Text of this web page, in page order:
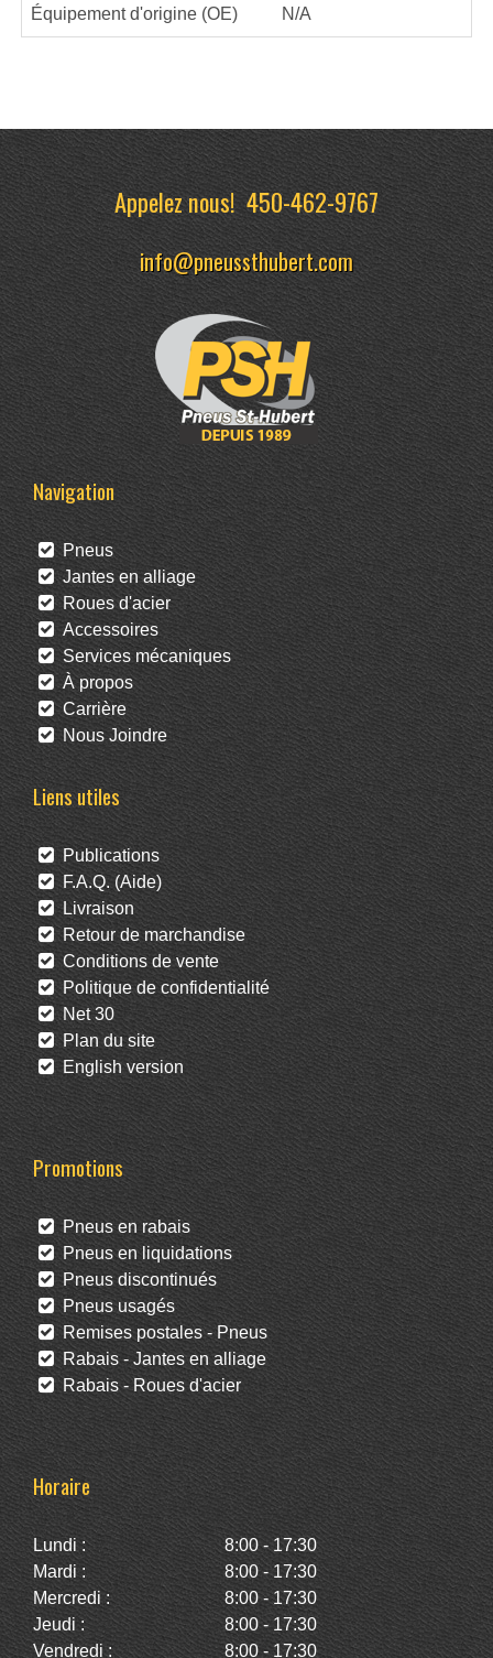
Équipement d'origine (OE) N/A
Appelez nous!450-462-9767
info@pneussthubert.com
Navigation
Pneus
Jantes en alliage
Roues d'acier
Accessoires
Services mécaniques
À propos
Carrière
Nous Joindre
Liens utiles
Publications
F.A.Q. (Aide)
Livraison
Retour de marchandise
Conditions de vente
Politique de confidentialité
Net 30
Plan du site
English version
Promotions
Pneus en rabais
Pneus en liquidations
Pneus discontinués
Pneus usagés
Remises postales - Pneus
Rabais - Jantes en alliage
Rabais - Roues d'acier
Horaire
Lundi :
8:00 - 17:30
Mardi :
8:00 - 17:30
Mercredi :
8:00 - 17:30
Jeudi :
8:00 - 17:30
Vendredi :
8:00 - 17:30